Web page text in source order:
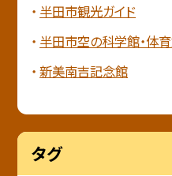
半田市観光ガイド
半田市空の科学館・体
新美南吉記念館
タグ